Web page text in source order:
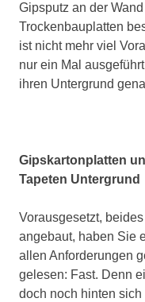
Gipsputz an der
Trockenbauplatten
ist nicht mehr viel
nur ein Mal
ihren Untergrund
Gipskartonplatten
Tapeten Untergrund
Vorausgesetzt,
angebaut, haben Sie
allen Anforderungen
gelesen: Fast. Denn
doch noch hinten